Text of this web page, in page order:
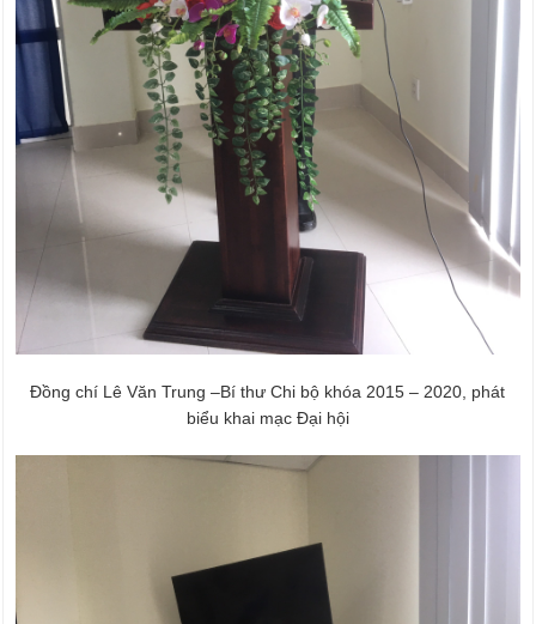
Đồng chí Lê Văn Trung –Bí thư Chi bộ khóa 2015 – 2020, phát
biểu khai mạc Đại hội